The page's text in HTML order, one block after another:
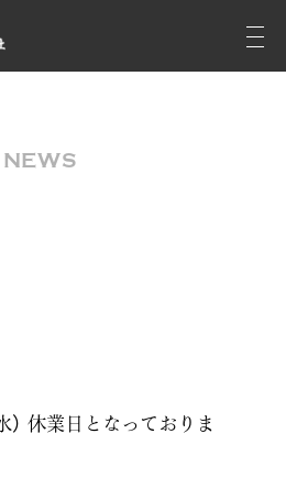
NEWS
） 休業日となっておりま